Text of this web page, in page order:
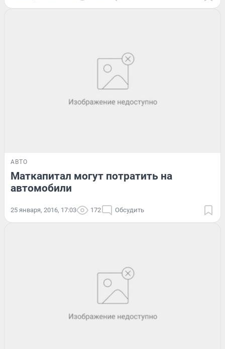
АВТО
Маткапитал могут потратить на
автомобили
25 января, 2016, 17:03 172 Обсудить